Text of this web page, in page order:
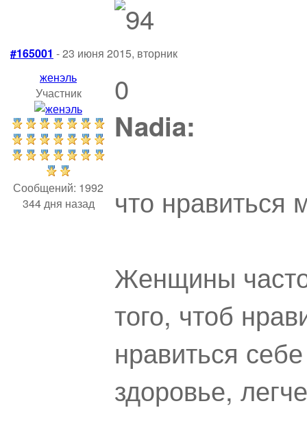
#165001 - 23 июня 2015, вторник
женэль
Участник
Сообщений: 1992
344 дня назад
0
Nadia:
что нравиться
Женщины
того, чтоб
нравиться
здоровье,